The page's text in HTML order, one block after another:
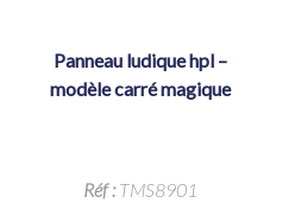
panneau ludique hpl –
modèle carré magique
Réf :TMS8901